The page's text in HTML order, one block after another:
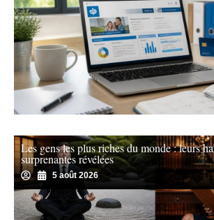
Les gens les plus riches du monde : leurs
surprenantes révélées
5 août 2026